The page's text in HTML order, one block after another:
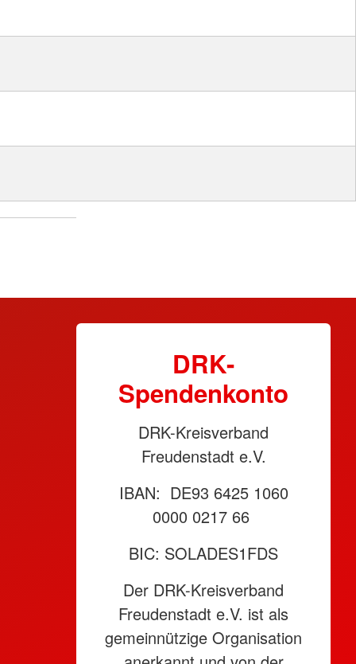
DRK-
Spendenkonto
DRK-Kreisverband
Freudenstadt e.V.
IBAN: DE93 6425 1060
0000 0217 66
BIC: SOLADES1FDS
Der DRK-Kreisverband
Freudenstadt e.V. ist als
gemeinnützige Organisation